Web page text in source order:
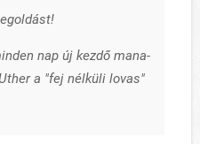
nap új kezdő mana-
a "fej nélküli lovas"